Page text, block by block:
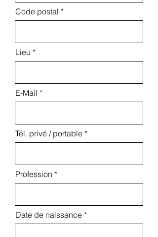
Code postal
Lieu
E-Mail
Tél. privé / portable
Profession
Date de naissance